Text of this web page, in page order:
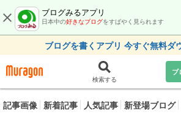
ブログみるアプリ
日本中の好きなブログをすばやく見られます
ブログを書くアプリ 今すぐ無料ダ
検索する
ブ
記事画像 新着記事 人気記事 新登場ブログ